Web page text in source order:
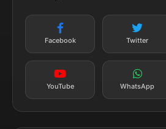
न्यूज़ अलर्ट
तत्काल अपडेट
सब्सक्राइब करें
Facebook Twitter
YouTube WhatsApp